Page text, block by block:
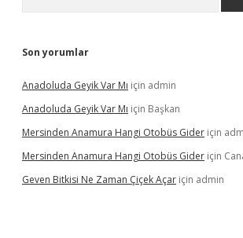
Son yorumlar
Anadoluda Geyik Var Mı için admin
Anadoluda Geyik Var Mı için Başkan
Mersinden Anamura Hangi Otobüs Gider için
Mersinden Anamura Hangi Otobüs Gider için
Geven Bitkisi Ne Zaman Çiçek Açar için admin